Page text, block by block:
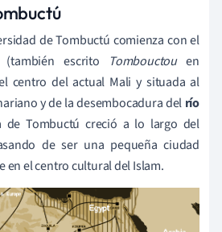
de Tombuctú comienza con el
(también escrito Tombouctouen
centro del actual Mali y situada al
y de la desembocadura del río
de Tombuctú creció a lo largo del
de ser una pequeña ciudad
en el centro cultural del Islam.